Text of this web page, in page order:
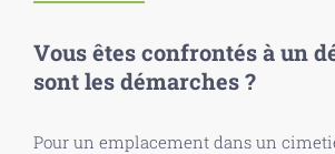
Vous êtes confrontés à un
sont les démarches ?
Pour un emplacement dans un